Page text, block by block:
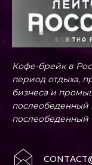
Кофе-брейк в
период отдыха,
бизнеса и
послеобеденный